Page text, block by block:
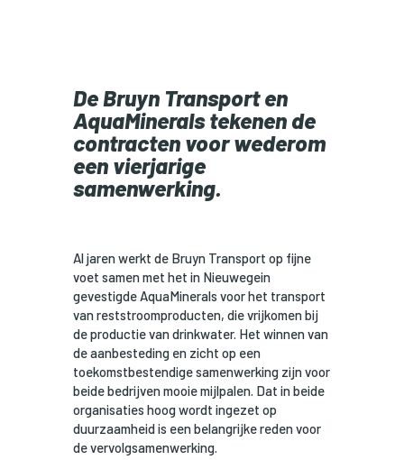
De Bruyn Transport en
AquaMinerals tekenen de
contracten voor wederom
een vierjarige
samenwerking.
Al jaren werkt de Bruyn Transport op fijne
voet samen met het in Nieuwegein
gevestigde AquaMinerals voor het transport
van reststroomproducten, die vrijkomen bij
de productie van drinkwater. Het winnen van
de aanbesteding en zicht op een
toekomstbestendige samenwerking zijn voor
beide bedrijven mooie mijlpalen. Dat in beide
organisaties hoog wordt ingezet op
duurzaamheid is een belangrijke reden voor
de vervolgsamenwerking.